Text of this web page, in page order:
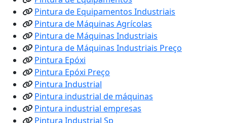
Pintura de Equipamentos Industriais
Pintura de Máquinas Agrícolas
Pintura de Máquinas Industriais
Pintura de Máquinas Industriais Preço
Pintura Epóxi
Pintura Epóxi Preço
Pintura Industrial
Pintura industrial de máquinas
Pintura industrial empresas
Pintura Industrial Sp